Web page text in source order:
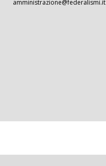
amministrazione@federalismi.it